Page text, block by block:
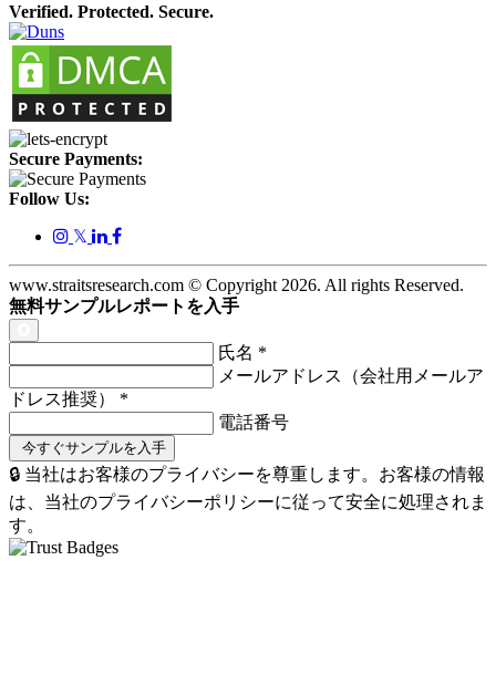
Verified. Protected. Secure.
Secure Payments:
Follow Us:
𝕏
www.straitsresearch.com © Copyright 2026. All rights Reserved.
無料サンプルレポートを入手
氏名 *
メールアドレス（会社用メールア
ドレス推奨） *
電話番号
🔒 当社はお客様のプライバシーを尊重します。お客様の情報
は、当社のプライバシーポリシーに従って安全に処理されま
す。